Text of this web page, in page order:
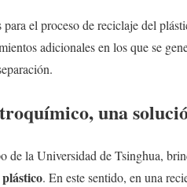
el proceso de reciclaje del
adicionales en los que se
una
de la Universidad de Tsinghua,
. En este sentido, en una